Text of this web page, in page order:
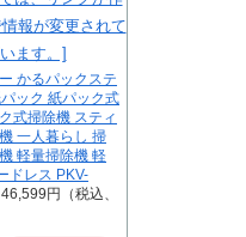
かるパックステ
ック 紙パック式
式掃除機 スティ
一人暮らし 掃
軽量掃除機 軽
ドレス PKV-
円（税込、